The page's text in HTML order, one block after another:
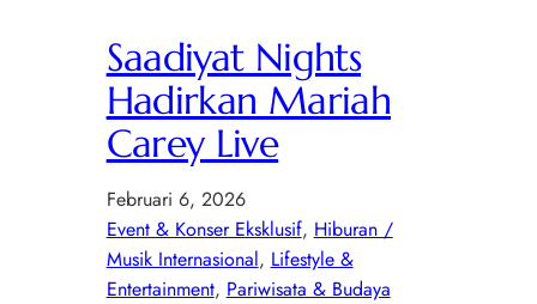
Saadiyat Nights
Hadirkan Mariah
Carey Live
Februari 6, 2026
Event & Konser Eksklusif, Hiburan /
Musik Internasional, Lifestyle &
Entertainment, Pariwisata & Budaya